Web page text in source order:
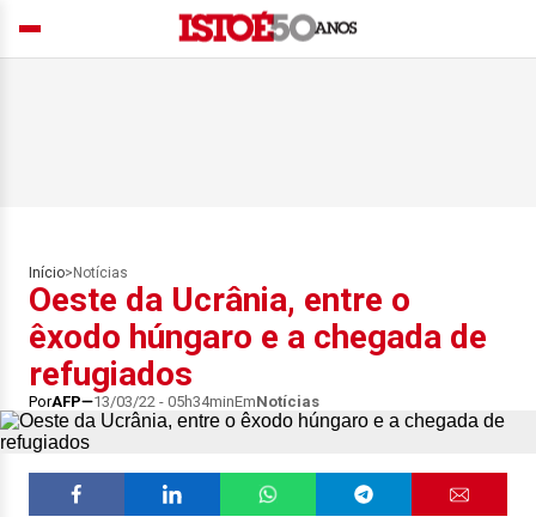
Início> Notícias
Oeste da Ucrânia, entre o
êxodo húngaro e a chegada de
refugiados
PorAFP 13/03/22 - 05h34minEmNotícias